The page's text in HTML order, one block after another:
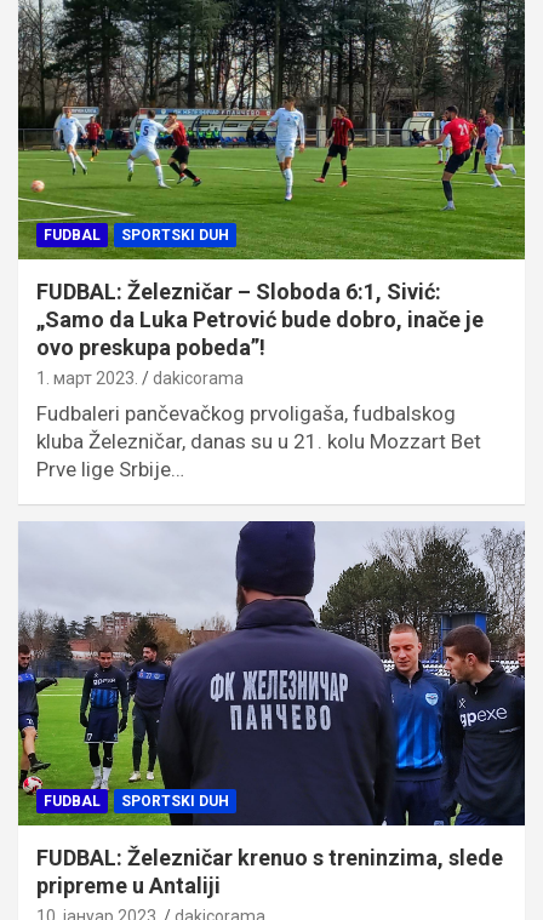
FUDBAL SPORTSKI DUH
FUDBAL: Železničar – Sloboda 6:1, Sivić:
„Samo da Luka Petrović bude dobro, inače je
ovo preskupa pobeda”!
1. март 2023. dakicorama
Fudbaleri pančevačkog prvoligaša, fudbalskog
kluba Železničar, danas su u 21. kolu Mozzart Bet
Prve lige Srbije…
FUDBAL SPORTSKI DUH
FUDBAL: Železničar krenuo s treninzima, slede
pripreme u Antaliji